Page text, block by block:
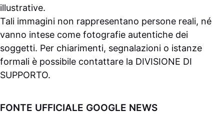
illustrative.
Tali immagini non rappresentano persone reali, né
vanno intese come fotografie autentiche dei
soggetti. Per chiarimenti, segnalazioni o istanze
formali è possibile contattare la DIVISIONE DI
SUPPORTO.
FONTE UFFICIALE GOOGLE NEWS